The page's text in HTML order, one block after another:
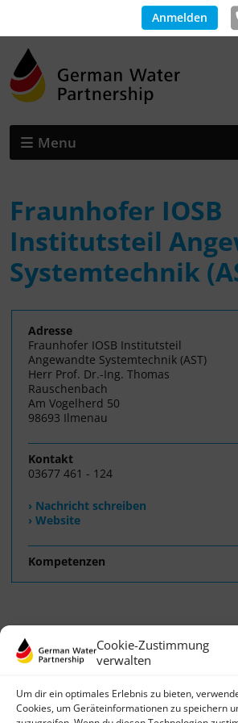
Cookie-Zustimmung
verwalten
Um dir ein optimales Erlebnis zu bieten,
Cookies, um Geräteinformationen zu speichern
Anmelden
Menu
Fraunhofer IOSB
Institutsteil
Systemtechnik
Adresse
Fraunhofer IOSB Institutsteil
Angewandte Systemtechnik (AST)
Herr Prof. Dr.-Ing. Thomas
Rauschenbach
Am Vogelherd 50
98693 Ilmenau
Kontakt
03677 461 - 124
› Nachricht schreiben
› Website
Kompetenzen